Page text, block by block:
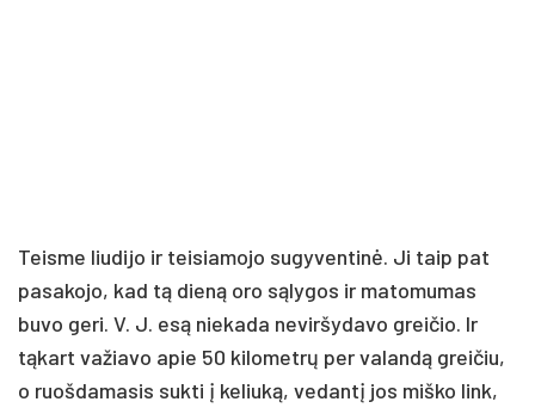
Teisme liudijo ir teisiamojo sugyventinė. Ji taip pat
pasakojo, kad tą dieną oro sąlygos ir matomumas
buvo geri. V. J. esą niekada neviršydavo greičio. Ir
tąkart važiavo apie 50 kilometrų per valandą greičiu,
o ruošdamasis sukti į keliuką, vedantį jos miško link,